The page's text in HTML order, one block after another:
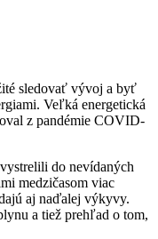
sledovať vývoj a byť
Veľká energetická
z pandémie COVID-
do nevídaných
medzičasom viac
aj naďalej výkyvy.
a tiež prehľad o tom,